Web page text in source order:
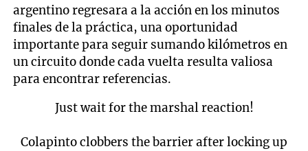
argentino regresara a la acción en los minutos
finales de la práctica, una oportunidad
importante para seguir sumando kilómetros en
un circuito donde cada vuelta resulta valiosa
para encontrar referencias.
Just wait for the marshal reaction!
Colapinto clobbers the barrier after locking up